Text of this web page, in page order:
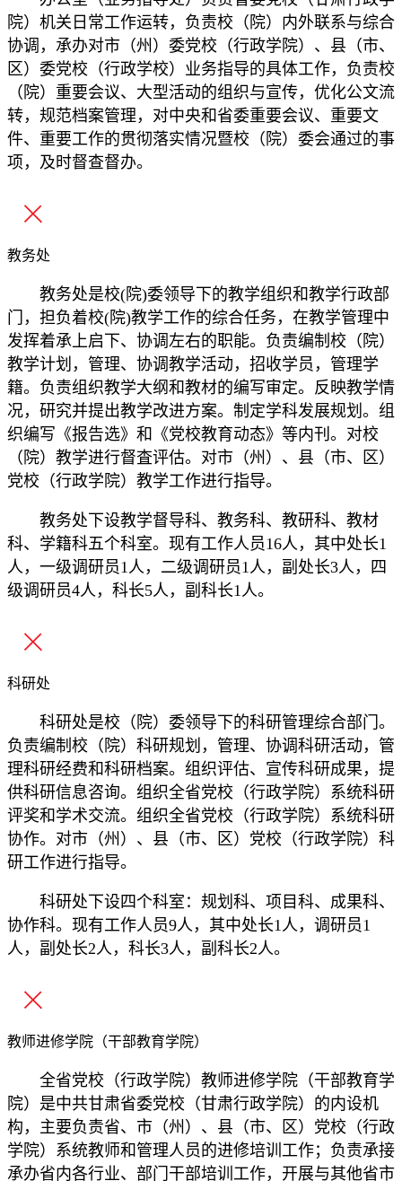
院）机关日常工作运转，负责校（院）内外联系与综合
协调，承办对市（州）委党校（行政学院）、县（市、
区）委党校（行政学校）业务指导的具体工作，负责校
（院）重要会议、大型活动的组织与宣传，优化公文流
转，规范档案管理，对中央和省委重要会议、重要文
件、重要工作的贯彻落实情况暨校（院）委会通过的事
项，及时督查督办。
教务处
教务处是校(院)委领导下的教学组织和教学行政部
门，担负着校(院)教学工作的综合任务，在教学管理中
发挥着承上启下、协调左右的职能。负责编制校（院）
教学计划，管理、协调教学活动，招收学员，管理学
籍。负责组织教学大纲和教材的编写审定。反映教学情
况，研究并提出教学改进方案。制定学科发展规划。组
织编写《报告选》和《党校教育动态》等内刊。对校
（院）教学进行督査评估。对市（州）、县（市、区）
党校（行政学院）教学工作进行指导。
教务处下设教学督导科、教务科、教研科、教材
科、学籍科五个科室。现有工作人员16人，其中处长1
人，一级调研员1人，二级调研员1人，副处长3人，四
级调研员4人，科长5人，副科长1人。
科研处
科研处是校（院）委领导下的科研管理综合部门。
负责编制校（院）科研规划，管理、协调科研活动，管
理科研经费和科研档案。组织评估、宣传科研成果，提
供科研信息咨询。组织全省党校（行政学院）系统科研
评奖和学术交流。组织全省党校（行政学院）系统科研
协作。对市（州）、县（市、区）党校（行政学院）科
研工作进行指导。
科研处下设四个科室：规划科、项目科、成果科、
协作科。现有工作人员9人，其中处长1人，调研员1
人，副处长2人，科长3人，副科长2人。
教师进修学院（干部教育学院）
全省党校（行政学院）教师进修学院（干部教育学
院）是中共甘肃省委党校（甘肃行政学院）的内设机
构，主要负责省、市（州）、县（市、区）党校（行政
学院）系统教师和管理人员的进修培训工作；负责承接
承办省内各行业、部门干部培训工作，开展与其他省市